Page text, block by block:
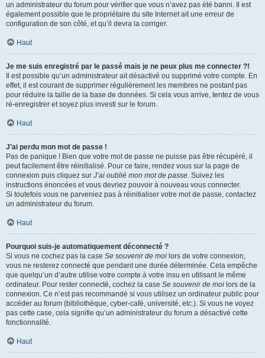
un administrateur du forum pour vérifier que vous n’avez pas été banni. Il est
également possible que le propriétaire du site Internet ait une erreur de
configuration de son côté, et qu’il devra la corriger.
Haut
Je me suis enregistré par le passé mais je ne peux plus me connecter ?!
Il est possible qu’un administrateur ait désactivé ou supprimé votre compte. En
effet, il est courant de supprimer régulièrement les membres ne postant pas
pour réduire la taille de la base de données. Si cela vous arrive, tentez de vous
ré-enregistrer et soyez plus investi sur le forum.
Haut
J’ai perdu mon mot de passe !
Pas de panique ! Bien que votre mot de passe ne puisse pas être récupéré, il
peut facilement être réinitialisé. Pour ce faire, rendez vous sur la page de
connexion puis cliquez sur J’ai oublié mon mot de passe. Suivez les
instructions énoncées et vous devriez pouvoir à nouveau vous connecter.
Si toutefois vous ne parveniez pas à réinitialiser votre mot de passe, contactez
un administrateur du forum.
Haut
Pourquoi suis-je automatiquement déconnecté ?
Si vous ne cochez pas la case Se souvenir de moi lors de votre connexion,
vous ne resterez connecté que pendant une durée déterminée. Cela empêche
que quelqu’un d’autre utilise votre compte à votre insu en utilisant le même
ordinateur. Pour rester connecté, cochez la case Se souvenir de moi lors de la
connexion. Ce n’est pas recommandé si vous utilisez un ordinateur public pour
accéder au forum (bibliothèque, cyber-café, université, etc.). Si vous ne voyez
pas cette case, cela signifie qu’un administrateur du forum a désactivé cette
fonctionnalité.
Haut